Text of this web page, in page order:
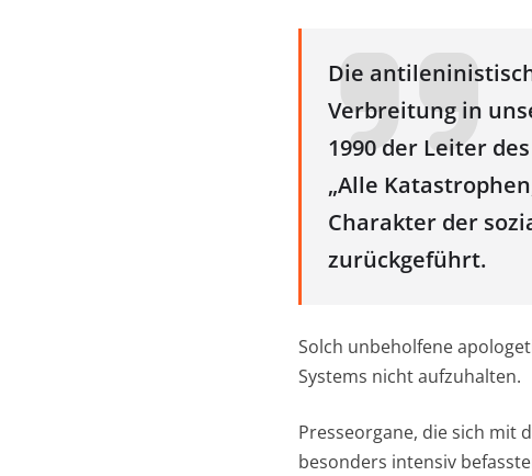
Die
Verbreitung in
1990 der Leiter
„Alle
Charakter der
zurückgeführt.
Solch unbeholfene
Systems nicht aufzuhalten.
Presseorgane, die sich mit
besonders intensiv